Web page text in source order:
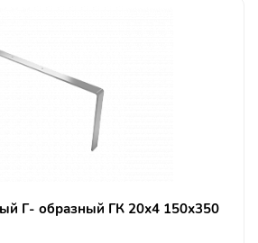
Г- образный ГК 20х4 150х350